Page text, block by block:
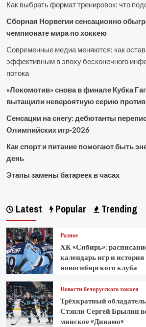
Как выбрать формат тренировок: что
Сборная Норвегии сенсационно
чемпионате мира по хоккею
Современные медиа меняются: как
эффективным в эпоху бесконечного
потока
«Локомотив» снова в финале Кубка
вытащили невероятную серию против
Сенсации на снегу: дебютанты
Олимпийских игр-2026
Как спорт и питание помогают быть
день
Этапы замены батареек в часах
Latest Popular Trending
Разное
ХК «Сибирь»:
календарь игр и история
новосибирского клуба
Новости белорусского хоккея
Трёхкратный
Стэнли Сергей Брылин
минское «Динамо»